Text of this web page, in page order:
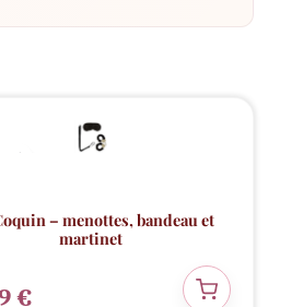
récent
PROMO
– menottes, bandeau et
martinet
€